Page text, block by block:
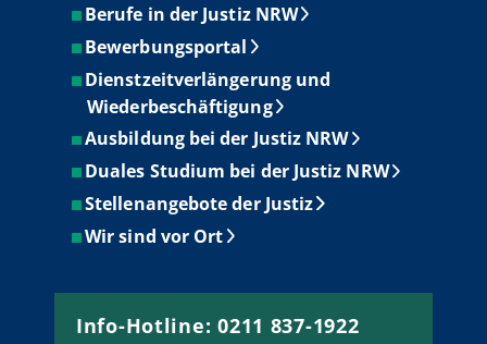
Berufe in der Justiz NRW
Bewerbungsportal
Dienstzeitverlängerung und
Wiederbeschäftigung
Ausbildung bei der Justiz NRW
Duales Studium bei der Justiz NRW
Stellenangebote der Justiz
Wir sind vor Ort
Info-Hotline: 0211 837-1922